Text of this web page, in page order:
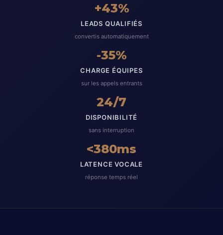
+43%
LEADS QUALIFIÉS
convertis automatiquement
-35%
CHARGE ÉQUIPES
sur les appels entrants
24/7
DISPONIBILITÉ
sans interruption
<380ms
LATENCE VOCALE
réponse temps réel